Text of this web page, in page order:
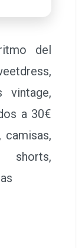
del
a 30€
camisas,
shorts,